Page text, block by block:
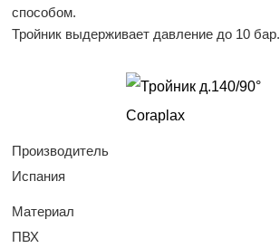
способом.
Тройник выдерживает давление до 10 бар.
Производитель
Испания
Материал
ПВХ